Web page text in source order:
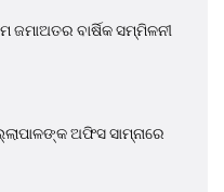
ବାର୍ଷିକ ସମ୍ମିଳନୀ
ଅଫିସ ସାମ୍ନାରେ